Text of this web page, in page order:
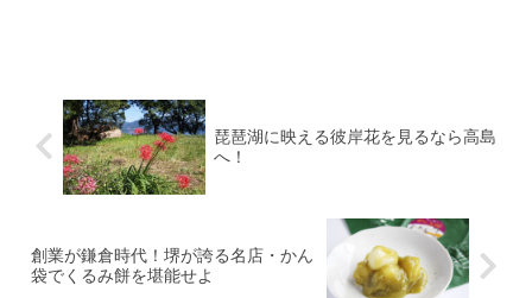
琵琶湖に映える彼岸花を見るなら高島
へ！
創業が鎌倉時代！堺が誇る名店・かん
袋でくるみ餅を堪能せよ